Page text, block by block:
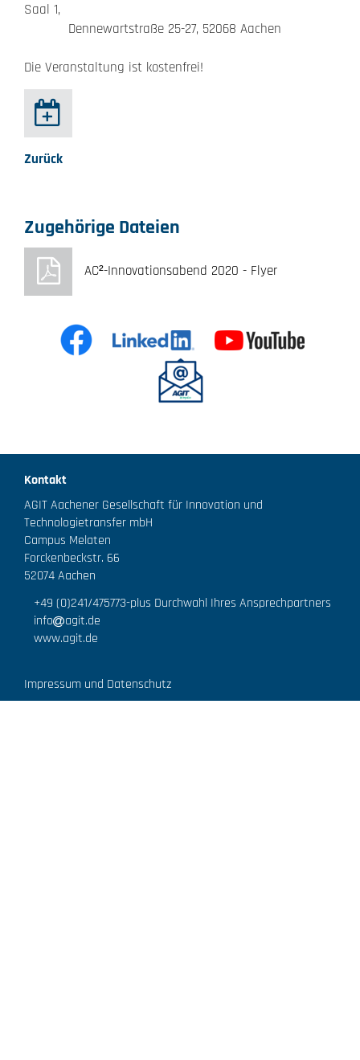
Saal 1,
Dennewartstraße 25-27, 52068 Aachen
Die Veranstaltung ist kostenfrei!
Zurück
Zugehörige Dateien
AC²-Innovationsabend 2020 - Flyer
Kontakt
AGIT Aachener Gesellschaft für Innovation und
Technologietransfer mbH
Campus Melaten
Forckenbeckstr. 66
52074 Aachen
+49 (0)241/475773-plus Durchwahl Ihres Ansprechpartners
info
agit.de
www.agit.de
Impressum und Datenschutz